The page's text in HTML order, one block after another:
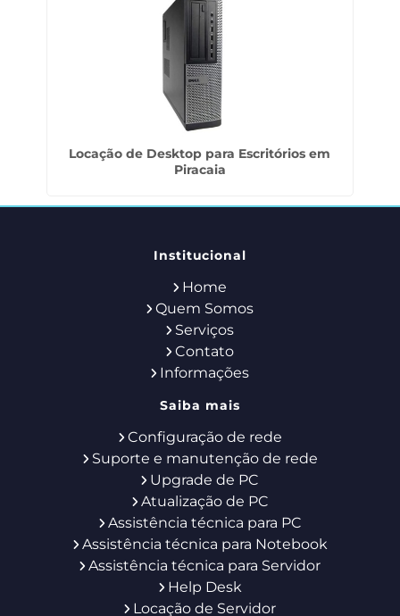
Locação de Desktop para Escritórios em
Piracaia
Institucional
Home
Quem Somos
Serviços
Contato
Informações
Saiba mais
Configuração de rede
Suporte e manutenção de rede
Upgrade de PC
Atualização de PC
Assistência técnica para PC
Assistência técnica para Notebook
Assistência técnica para Servidor
Help Desk
Locação de Servidor